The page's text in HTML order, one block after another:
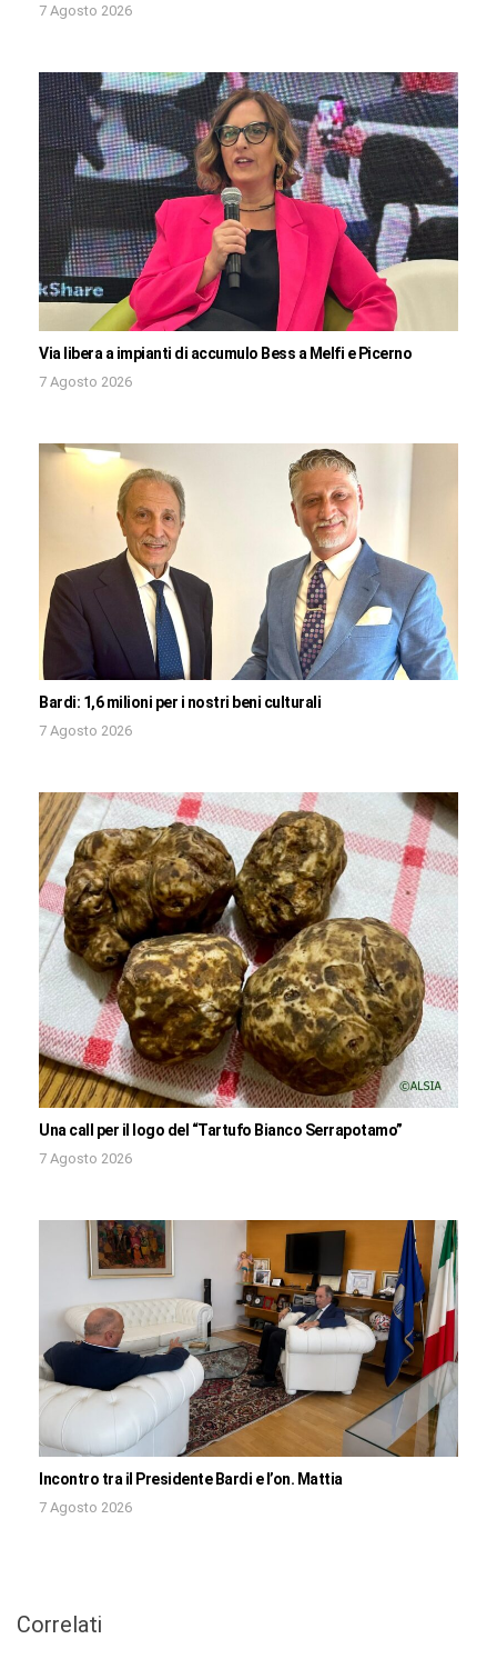
7 Agosto 2026
Via libera a impianti di accumulo Bess a Melfi e Picerno
7 Agosto 2026
Bardi: 1,6 milioni per i nostri beni culturali
7 Agosto 2026
Una call per il logo del “Tartufo Bianco Serrapotamo”
7 Agosto 2026
Incontro tra il Presidente Bardi e l’on. Mattia
7 Agosto 2026
Correlati